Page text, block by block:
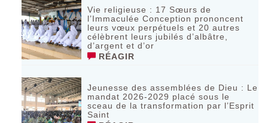
Vie religieuse : 17 Sœurs de
l’Immaculée Conception prononcent
leurs vœux perpétuels et 20 autres
célèbrent leurs jubilés d’albâtre,
d’argent et d’or
RÉAGIR
Jeunesse des assemblées de Dieu : Le
mandat 2026-2029 placé sous le
sceau de la transformation par l’Esprit
Saint